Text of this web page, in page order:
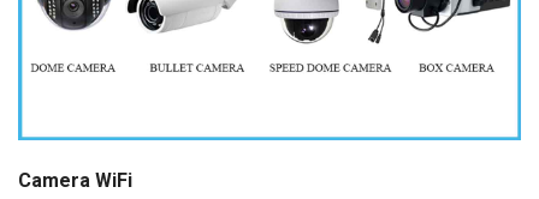
Camera WiFi